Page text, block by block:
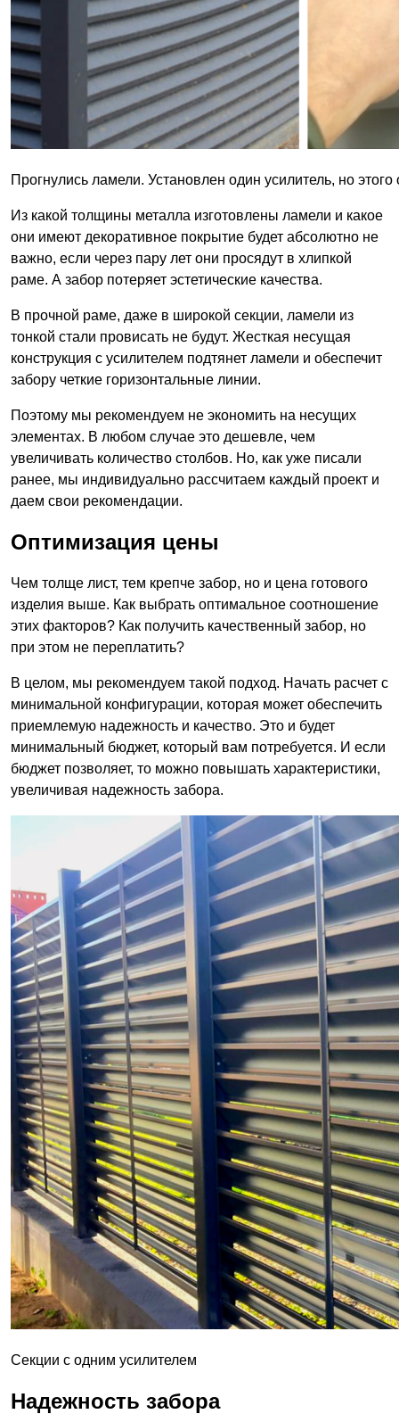
Прогнулись ламели. Установлен один усилитель, но этого
Из какой толщины металла изготовлены ламели и какое
они имеют декоративное покрытие будет абсолютно не
важно, если через пару лет они просядут в хлипкой
раме. А забор потеряет эстетические качества.
В прочной раме, даже в широкой секции, ламели из
тонкой стали провисать не будут. Жесткая несущая
конструкция с усилителем подтянет ламели и обеспечит
забору четкие горизонтальные линии.
Поэтому мы рекомендуем не экономить на несущих
элементах. В любом случае это дешевле, чем
увеличивать количество столбов. Но, как уже писали
ранее, мы индивидуально рассчитаем каждый проект и
даем свои рекомендации.
Оптимизация цены
Чем толще лист, тем крепче забор, но и цена готового
изделия выше. Как выбрать оптимальное соотношение
этих факторов? Как получить качественный забор, но
при этом не переплатить?
В целом, мы рекомендуем такой подход. Начать расчет с
минимальной конфигурации, которая может обеспечить
приемлемую надежность и качество. Это и будет
минимальный бюджет, который вам потребуется. И если
бюджет позволяет, то можно повышать характеристики,
увеличивая надежность забора.
Секции с одним усилителем
Надежность забора